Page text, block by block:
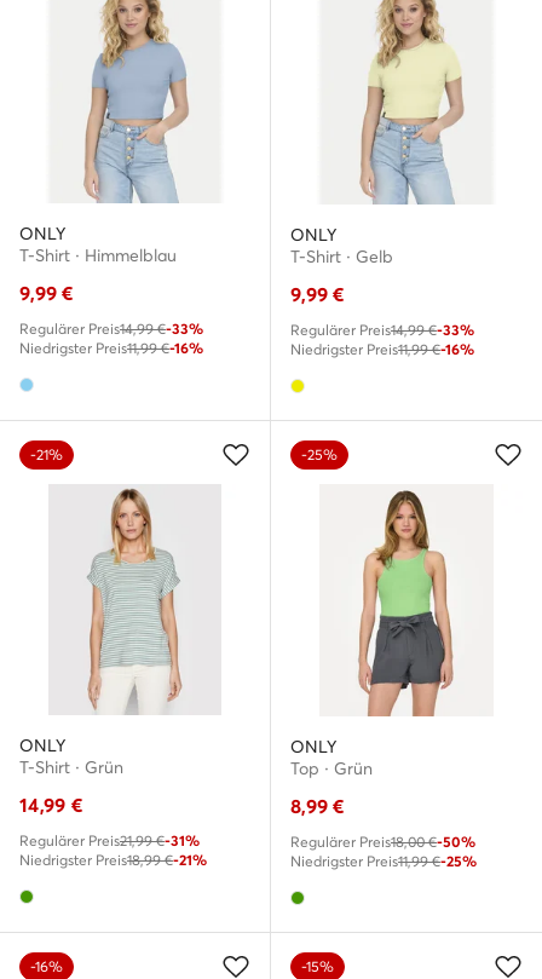
ONLY
T-Shirt · Himmelblau
9,99 €
Regulärer Preis14,99 €-33%
Niedrigster Preis11,99 €-16%
ONLY
T-Shirt · Gelb
9,99 €
Regulärer Preis14,99 €-33%
Niedrigster Preis11,99 €-16%
-21%
ONLY
T-Shirt · Grün
14,99 €
Regulärer Preis21,99 €-31%
Niedrigster Preis18,99 €-21%
-25%
ONLY
Top · Grün
8,99 €
Regulärer Preis18,00 €-50%
Niedrigster Preis11,99 €-25%
-16% -15%